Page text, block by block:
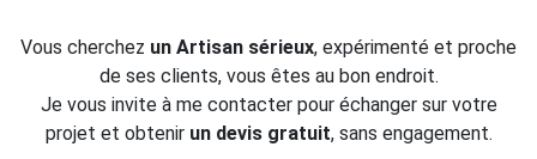
Vous cherchez un Artisan sérieux, expérimenté et proche
de ses clients, vous êtes au bon endroit.
Je vous invite à me contacter pour échanger sur votre
projet et obtenir un devis gratuit, sans engagement.